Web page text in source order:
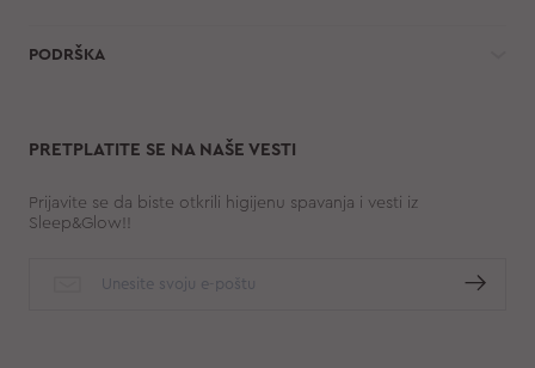
PODRŠKA
PRETPLATITE SE NA NAŠE VESTI
Prijavite se da biste otkrili higijenu spavanja i vesti iz
Sleep&Glow!!